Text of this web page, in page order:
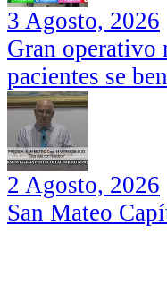
3 Agosto, 2026
Gran operativo
pacientes se
2 Agosto, 2026
San Mateo